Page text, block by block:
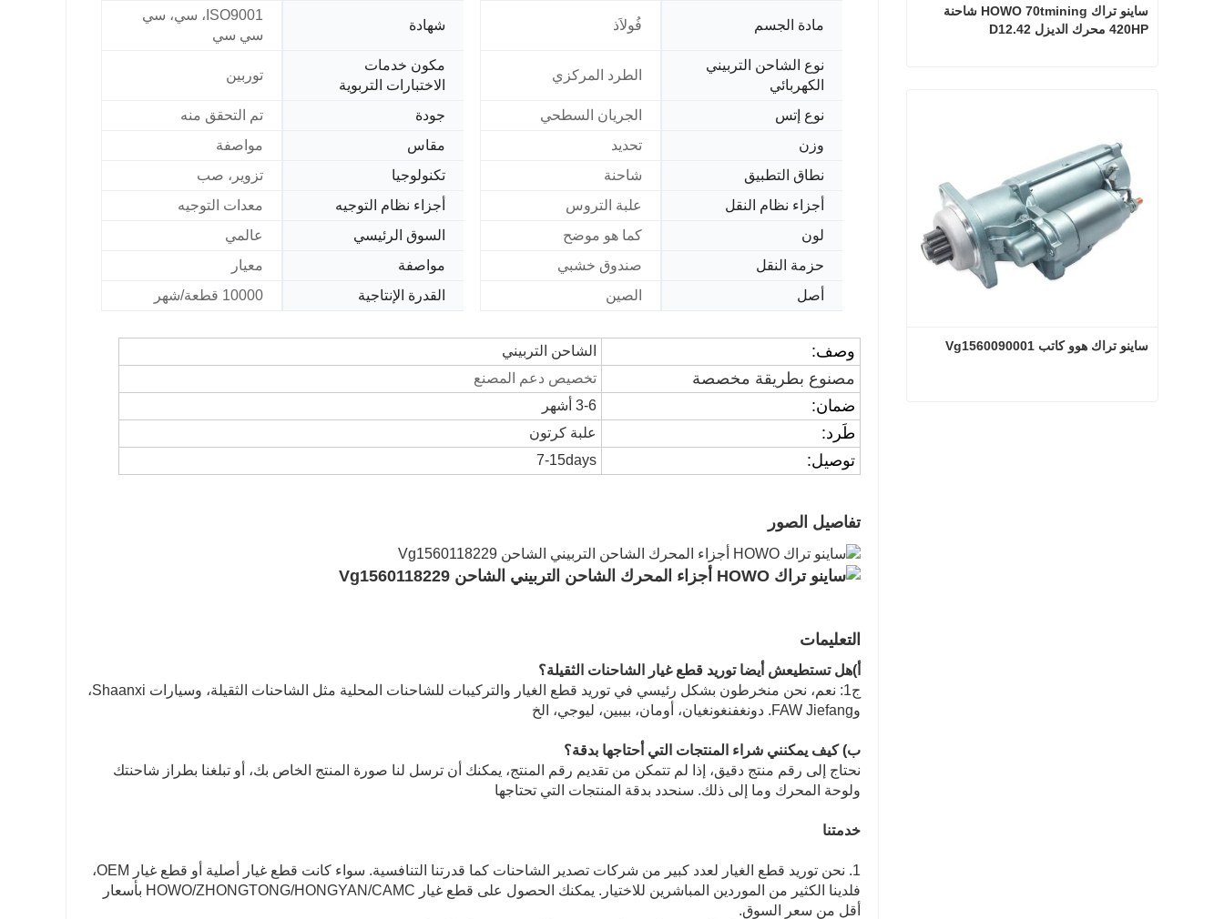
مادة الجسم فُولاَذ شهادة
ISO9001، سي، سي
سي سي
نوع الشاحن التربيني
الكهربائي
الطرد المركزي
مكون خدمات
الاختبارات التربوية
توربين
نوع إتس الجريان السطحي جودة
تم التحقق منه
وزن
تحديد مقاس
مواصفة
نطاق التطبيق
شاحنة تكنولوجيا
تزوير، صب
أجزاء نظام النقل
علبة التروس أجزاء نظام التوجيه
معدات التوجيه
لون
كما هو موضح السوق الرئيسي
عالمي
حزمة النقل
صندوق خشبي مواصفة
معيار
أصل
الصين القدرة الإنتاجية 10000 قطعة/شهر
وصف: الشاحن التربيني
مصنوع بطريقة مخصصة تخصيص دعم المصنع
ضمان: 3-6 أشهر
طَرد: علبة كرتون
توصيل: 7-15days
تفاصيل الصور
التعليمات
)هل تستطيعش أيضا توريد قطع غيار الشاحنات الثقيلة؟
ج1: نعم، نحن منخرطون بشكل رئيسي في توريد قطع الغيار والتركيبات للشاحنات المحلية مثل الشاحنات الثقيلة، وسيارات Shaanxi،
وFAW Jiefang. دونغفنغونغيان، أومان، بيبين، ليوجي، الخ
ب) كيف يمكنني شراء المنتجات التي أحتاجها بدقة؟
نحتاج إلى رقم منتج دقيق، إذا لم تتمكن من تقديم رقم المنتج، يمكنك أن ترسل لنا صورة المنتج الخاص بك، أو تبلغنا بطراز شاحنتك
ولوحة المحرك وما إلى ذلك. سنحدد بدقة المنتجات التي تحتاجها
خدمتنا
1. نحن توريد قطع الغيار لعدد كبير من شركات تصدير الشاحنات كما قدرتنا التنافسية. سواء كانت قطع غيار أصلية أو قطع غيار OEM،
فلدينا الكثير من الموردين المباشرين للاختيار. يمكنك الحصول على قطع غيار HOWO/ZHONGTONG/HONGYAN/CAMC بأسعار
أقل من سعر السوق.
420HP محرك الديزل D12.42
ساينو تراك هوو كاتب Vg1560090001